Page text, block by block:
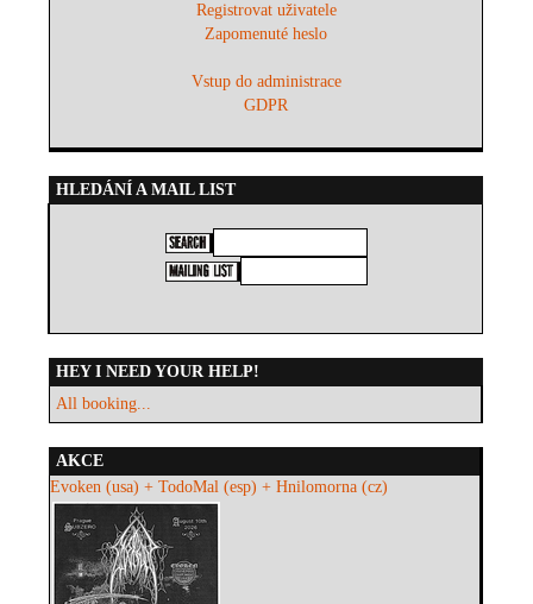
Registrovat uživatele
Zapomenuté heslo
Vstup do administrace
GDPR
HLEDÁNÍ A MAIL LIST
HEY I NEED YOUR HELP!
All booking...
AKCE
Evoken (usa) + TodoMal (esp) + Hnilomorna (cz)